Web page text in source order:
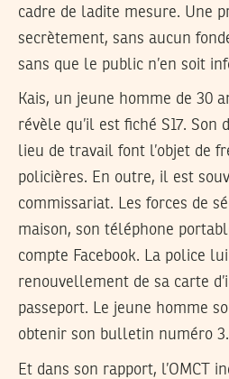
cadre de ladite mesure. Une
secrètement, sans aucun
sans que le public n’en soit
Kais, un jeune homme de 30
révèle qu’il est fiché S17. Son
lieu de travail font l’objet de
policières. En outre, il est
commissariat. Les forces de
maison, son téléphone
compte Facebook. La police
renouvellement de sa carte
passeport. Le jeune homme
obtenir son bulletin numéro 3.
Et dans son rapport, l’OMCT